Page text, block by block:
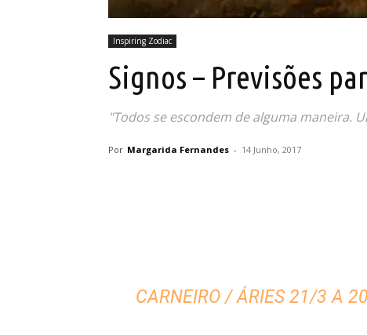
Inspiring Zodiac
Signos – Previsões
"Todos se escondem de alguma maneira.
Por Margarida Fernandes - 14 Junho, 2017
CARNEIRO / ÁRIES 21/3 A